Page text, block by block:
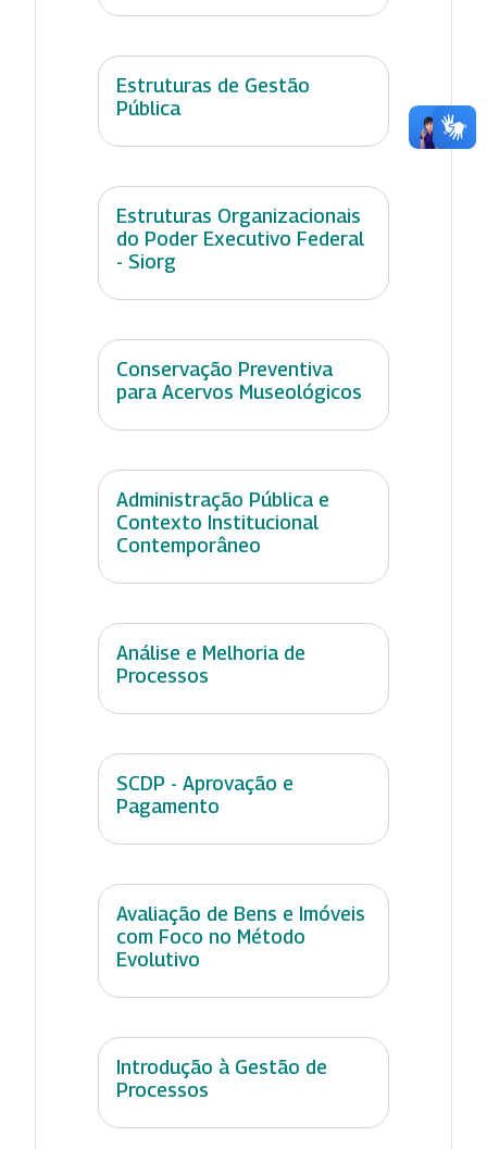
Estruturas de Gestão
Pública
Estruturas Organizacionais
do Poder Executivo Federal
- Siorg
Conservação Preventiva
para Acervos Museológicos
Administração Pública e
Contexto Institucional
Contemporâneo
Análise e Melhoria de
Processos
SCDP - Aprovação e
Pagamento
Avaliação de Bens e Imóveis
com Foco no Método
Evolutivo
Introdução à Gestão de
Processos